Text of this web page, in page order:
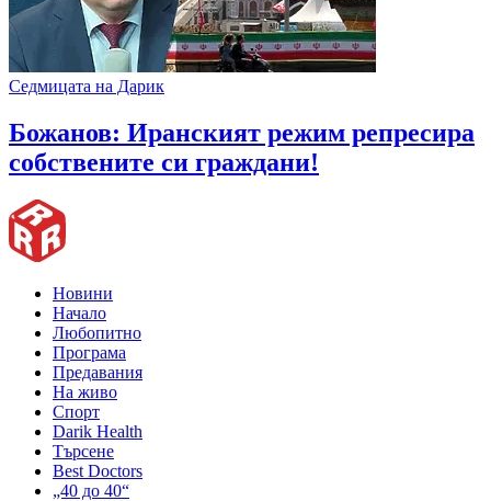
Седмицата на Дарик
Божанов: Иранският режим репресира
собствените си граждани!
Новини
Начало
Любопитно
Програма
Предавания
На живо
Спорт
Darik Health
Търсене
Best Doctors
„40 до 40“